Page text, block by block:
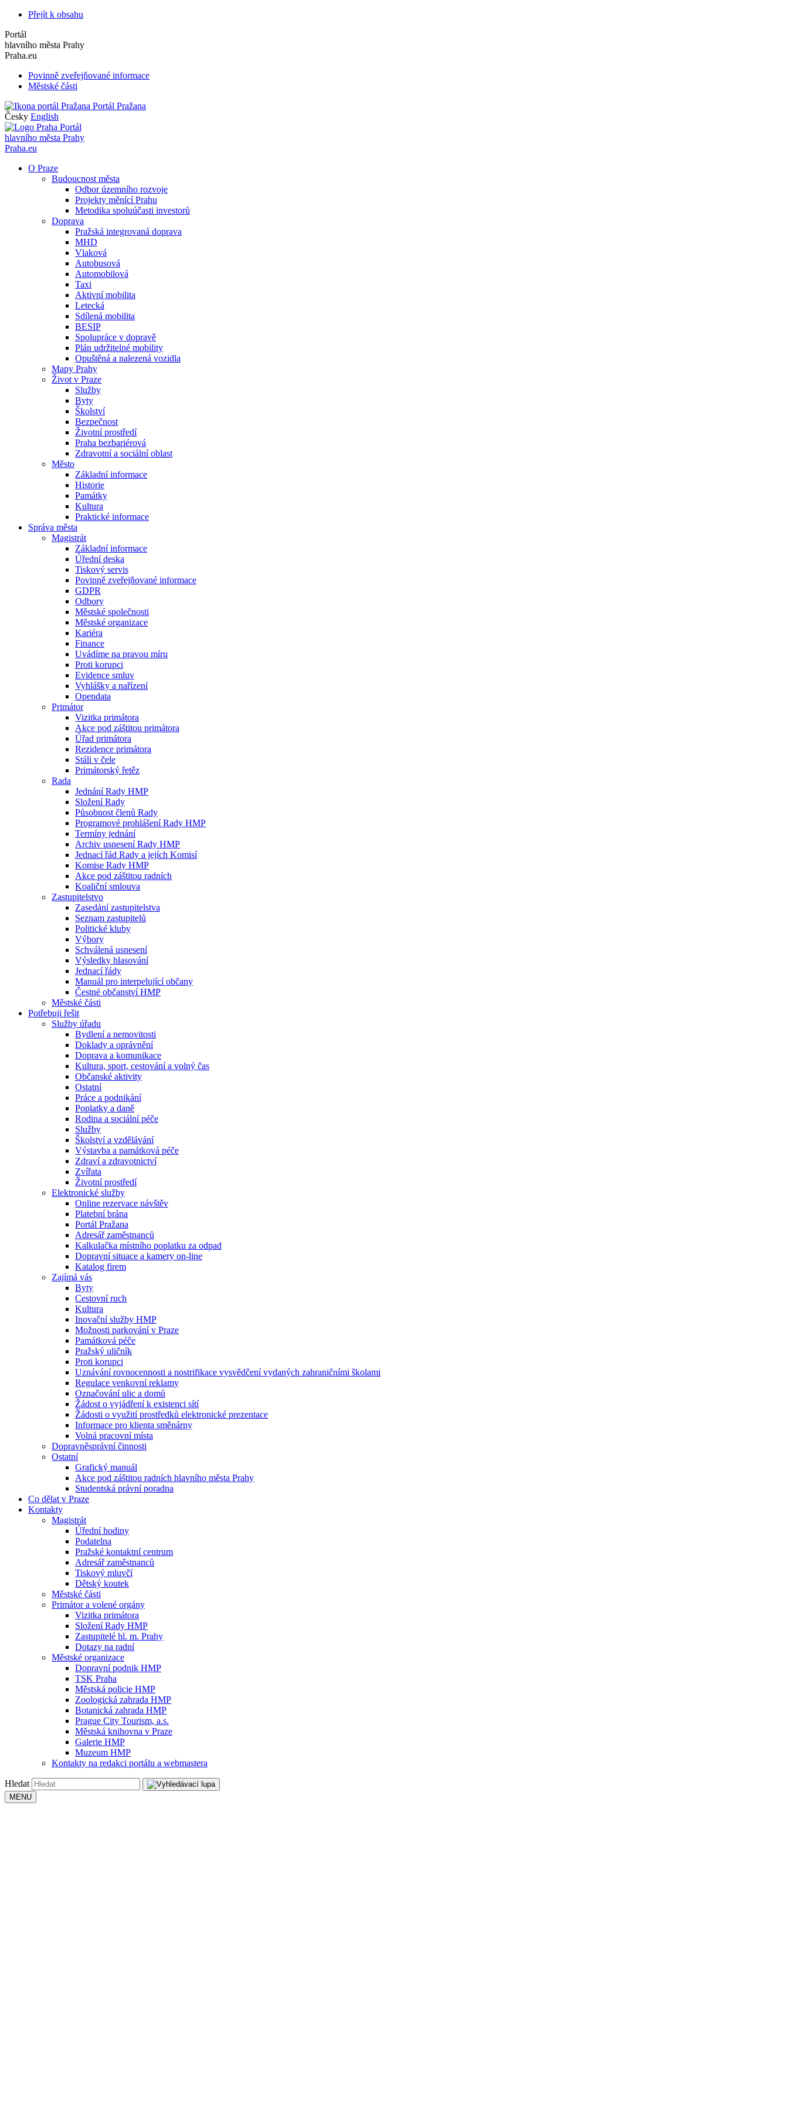
Přejít k obsahu
Portál
hlavního města Prahy
Praha.eu
Povinně zveřejňované informace
Městské části
Portál Pražana
Česky English
Portál
hlavního města Prahy
Praha.eu
O Praze
Budoucnost města
Odbor územního rozvoje
Projekty měnící Prahu
Metodika spoluúčasti investorů
Doprava
Pražská integrovaná doprava
MHD
Vlaková
Autobusová
Automobilová
Taxi
Aktivní mobilita
Letecká
Sdílená mobilita
BESIP
Spolupráce v dopravě
Plán udržitelné mobility
Opuštěná a nalezená vozidla
Mapy Prahy
Život v Praze
Služby
Byty
Školství
Bezpečnost
Životní prostředí
Praha bezbariérová
Zdravotní a sociální oblast
Město
Základní informace
Historie
Památky
Kultura
Praktické informace
Správa města
Magistrát
Základní informace
Úřední deska
Tiskový servis
Povinně zveřejňované informace
GDPR
Odbory
Městské společnosti
Městské organizace
Kariéra
Finance
Uvádíme na pravou míru
Proti korupci
Evidence smluv
Vyhlášky a nařízení
Opendata
Primátor
Vizitka primátora
Akce pod záštitou primátora
Úřad primátora
Rezidence primátora
Stáli v čele
Primátorský řetěz
Rada
Jednání Rady HMP
Složení Rady
Působnost členů Rady
Programové prohlášení Rady HMP
Termíny jednání
Archiv usnesení Rady HMP
Jednací řád Rady a jejích Komisí
Komise Rady HMP
Akce pod záštitou radních
Koaliční smlouva
Zastupitelstvo
Zasedání zastupitelstva
Seznam zastupitelů
Politické kluby
Výbory
Schválená usnesení
Výsledky hlasování
Jednací řády
Manuál pro interpelující občany
Čestné občanství HMP
Městské části
Potřebuji řešit
Služby úřadu
Bydlení a nemovitosti
Doklady a oprávnění
Doprava a komunikace
Kultura, sport, cestování a volný čas
Občanské aktivity
Ostatní
Práce a podnikání
Poplatky a daně
Rodina a sociální péče
Služby
Školství a vzdělávání
Výstavba a památková péče
Zdraví a zdravotnictví
Zvířata
Životní prostředí
Elektronické služby
Online rezervace návštěv
Platební brána
Portál Pražana
Adresář zaměstnanců
Kalkulačka místního poplatku za odpad
Dopravní situace a kamery on-line
Katalog firem
Zajímá vás
Byty
Cestovní ruch
Kultura
Inovační služby HMP
Možnosti parkování v Praze
Památková péče
Pražský uličník
Proti korupci
Uznávání rovnocennosti a nostrifikace vysvědčení vydaných zahraničními školami
Regulace venkovní reklamy
Označování ulic a domů
Žádost o vyjádření k existenci sítí
Žádosti o využití prostředků elektronické prezentace
Informace pro klienta směnárny
Volná pracovní místa
Dopravněsprávní činnosti
Ostatní
Grafický manuál
Akce pod záštitou radních hlavního města Prahy
Studentská právní poradna
Co dělat v Praze
Kontakty
Magistrát
Úřední hodiny
Podatelna
Pražské kontaktní centrum
Adresář zaměstnanců
Tiskový mluvčí
Dětský koutek
Městské části
Primátor a volené orgány
Vizitka primátora
Složení Rady HMP
Zastupitelé hl. m. Prahy
Dotazy na radní
Městské organizace
Dopravní podnik HMP
TSK Praha
Městská policie HMP
Zoologická zahrada HMP
Botanická zahrada HMP
Prague City Tourism, a.s.
Městská knihovna v Praze
Galerie HMP
Muzeum HMP
Kontakty na redakci portálu a webmastera
Hledat
MENU